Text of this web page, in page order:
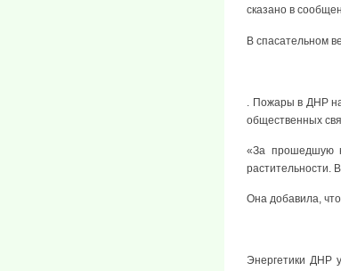
сказано в
В спасательном
. Пожары в ДНР
общественных
«За прошедшую
растительности.
Она добавила,
Энергетики ДНР